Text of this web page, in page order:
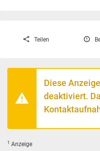
Teilen
Diese
deaktiviert.
1 Anzeige